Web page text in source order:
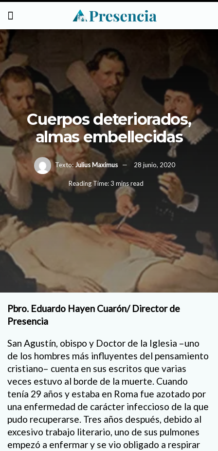
Cuerpos deteriorados,
almas embellecidas
Texto: Julius Maximus 28 junio, 2020
Reading Time: 3 mins read
Pbro. Eduardo Hayen Cuarón/ Director de
Presencia
San Agustín, obispo y Doctor de la Iglesia –uno
de los hombres más influyentes del pensamiento
cristiano– cuenta en sus escritos que varias
veces estuvo al borde de la muerte. Cuando
tenía 29 años y estaba en Roma fue azotado por
una enfermedad de carácter infeccioso de la que
pudo recuperarse. Tres años después, debido al
excesivo trabajo literario, uno de sus pulmones
empezó a enfermar y se vio obligado a respirar